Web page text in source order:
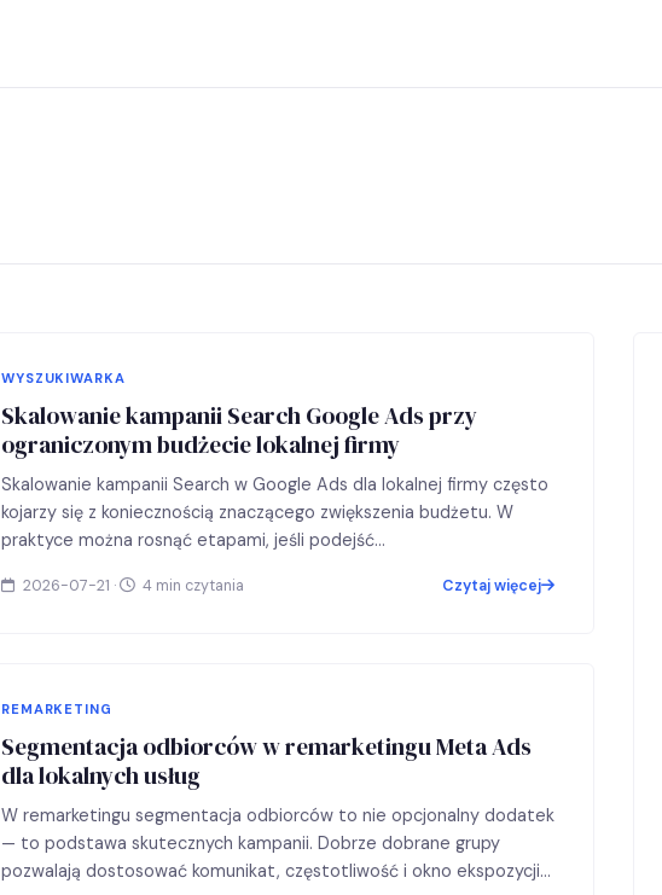
WYSZUKIWARKA
Skalowanie kampanii Search Google Ads przy
ograniczonym budżecie lokalnej firmy
Skalowanie kampanii Search w Google Ads dla lokalnej firmy często
kojarzy się z koniecznością znaczącego zwiększenia budżetu. W
praktyce można rosnąć etapami, jeśli podejść…
2026-07-21 · 4 min czytania Czytaj więcej
REMARKETING
Segmentacja odbiorców w remarketingu Meta Ads
dla lokalnych usług
W remarketingu segmentacja odbiorców to nie opcjonalny dodatek
— to podstawa skutecznych kampanii. Dobrze dobrane grupy
pozwalają dostosować komunikat, częstotliwość i okno ekspozycji